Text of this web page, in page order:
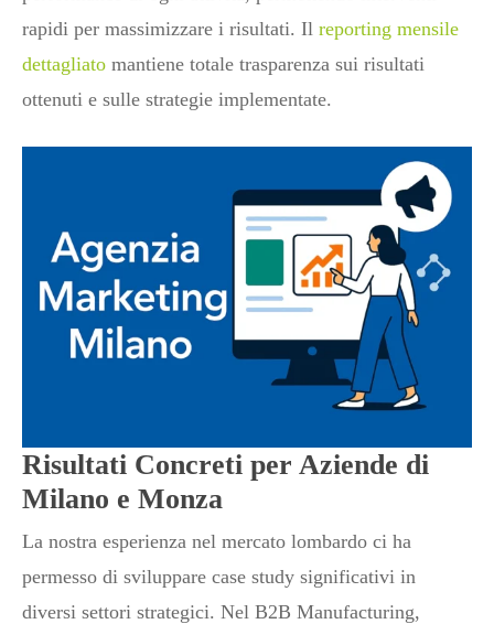
rapidi per massimizzare i risultati. Il reporting mensile
dettagliatomantiene totale trasparenza sui risultati
ottenuti e sulle strategie implementate.
Risultati Concreti per Aziende di
Milano e Monza
La nostra esperienza nel mercato lombardo ci ha
permesso di sviluppare case study significativi in
diversi settori strategici. Nel B2B Manufacturing,